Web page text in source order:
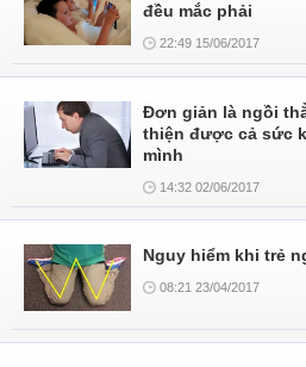
đều mắc phải
22:49 15/06/2017
Đơn giản là ngồi
thiện được cả sức
mình
14:32 02/06/2017
Nguy hiểm khi trẻ
08:21 23/04/2017